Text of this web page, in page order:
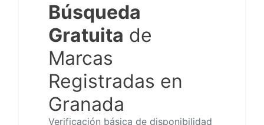
Búsqueda
Gratuita de
Marcas
Registradas en
Granada
Verificación básica de disponibilidad